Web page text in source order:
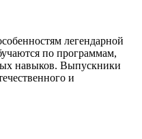
легендарной
по программам,
навыков. Выпускники
и